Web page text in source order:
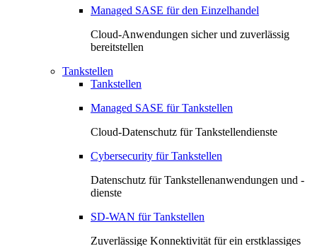
Managed SASE für den Einzelhandel
Cloud-Anwendungen sicher und zuverlässig
bereitstellen
Tankstellen
Tankstellen
Managed SASE für Tankstellen
Cloud-Datenschutz für Tankstellendienste
Cybersecurity für Tankstellen
Datenschutz für Tankstellenanwendungen und -
dienste
SD-WAN für Tankstellen
Zuverlässige Konnektivität für ein erstklassiges